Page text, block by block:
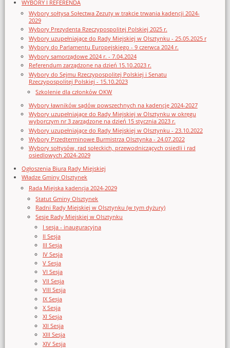
WYBORY I REFERENDA
Wybory sołtysa Sołectwa Zezuty w trakcie trwania kadencji 2024-
2029
Wybory Prezydenta Rzeczypospolitej Polskiej 2025 r.
Wybory uzupełniające do Rady Miejskiej w Olsztynku - 25.05.2025 r
Wybory do Parlamentu Europejskiego - 9 czerwca 2024 r.
Wybory samorządowe 2024 r. - 7.04.2024
Referendum zarządzone na dzień 15.10.2023 r.
Wybory do Sejmu Rzeczypospolitej Polskiej i Senatu
Rzeczypospolitej Polskiej - 15.10.2023
Szkolenie dla członków OKW
Wybory ławników sądów powszechnych na kadencję 2024-2027
Wybory uzupełniające do Rady Miejskiej w Olsztynku w okręgu
wyborczym nr 3 zarządzone na dzień 15 stycznia 2023 r.
Wybory uzupełniające do Rady Miejskiej w Olsztynku - 23.10.2022
Wybory Przedterminowe Burmistrza Olsztynka - 24.07.2022
Wybory sołtysów, rad sołeckich, przewodniczących osiedli i rad
osiedlowych 2024-2029
Ogłoszenia Biura Rady Miejskiej
Władze Gminy Olsztynek
Rada Miejska kadencja 2024-2029
Statut Gminy Olsztynek
Radni Rady Miejskiej w Olsztynku (w tym dyżury)
Sesje Rady Miejskiej w Olsztynku
I sesja - inauguracyjna
II Sesja
III Sesja
IV Sesja
V Sesja
VI Sesja
VII Sesja
VIII Sesja
IX Sesja
X Sesja
XI Sesja
XII Sesja
XIII Sesja
XIV Sesja